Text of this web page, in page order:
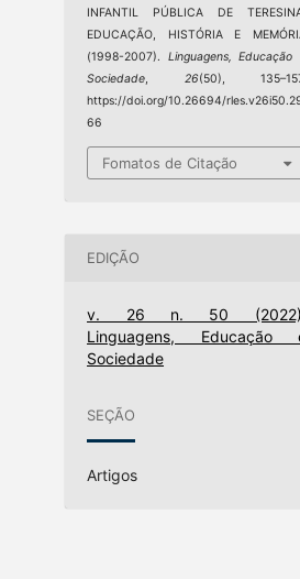
INFANTIL PÚBLICA DE
EDUCAÇÃO, HISTÓRIA E
(1998-2007). Linguagens, Educação
Sociedade, 26(50),
https://doi.org/10.26694/
66
Fomatos de Citação
EDIÇÃO
v. 26 n. 50
Linguagens, Educação
Sociedade
SEÇÃO
Artigos